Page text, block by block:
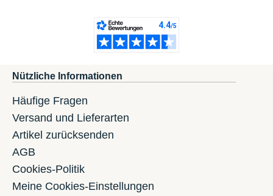
Nützliche Informationen
Häufige Fragen
Versand und Lieferarten
Artikel zurücksenden
AGB
Cookies-Politik
Meine Cookies-Einstellungen